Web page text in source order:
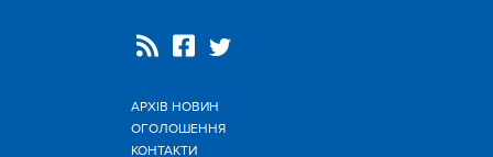
АРХІВ НОВИН
ОГОЛОШЕННЯ
КОНТАКТИ